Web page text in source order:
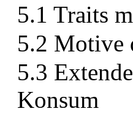
5.1 Traits
5.2 Motive
5.3
Konsum